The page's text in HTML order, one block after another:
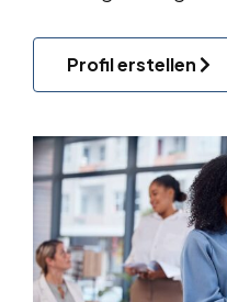
Profil erstellen